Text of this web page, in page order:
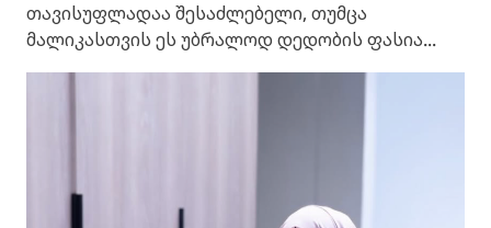
თავისუფლადაა შესაძლებელი, თუმცა
მალიკასთვის ეს უბრალოდ დედობის ფასია...